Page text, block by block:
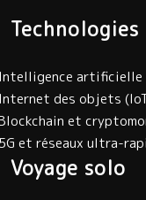
Technologies
artificielle
des objets
et
et réseaux ultra-
Voyage solo